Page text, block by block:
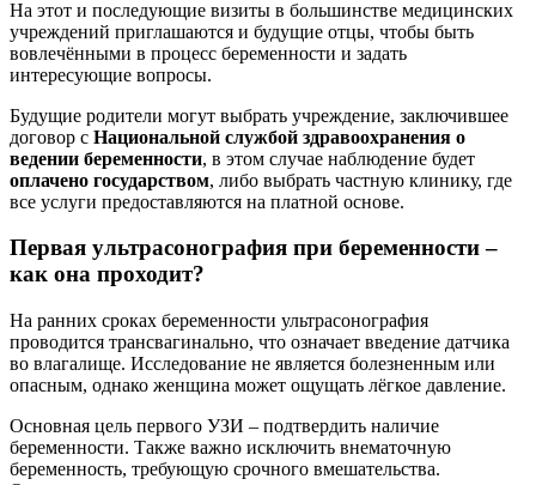
На этот и последующие визиты в большинстве медицинских
учреждений приглашаются и будущие отцы, чтобы быть
вовлечёнными в процесс беременности и задать
интересующие вопросы.
Будущие родители могут выбрать учреждение, заключившее
договор с Национальной службой здравоохранения о
ведении беременности, в этом случае наблюдение будет
оплачено государством, либо выбрать частную клинику, где
все услуги предоставляются на платной основе.
Первая ультрасонография при беременности –
как она проходит?
На ранних сроках беременности ультрасонография
проводится трансвагинально, что означает введение датчика
во влагалище. Исследование не является болезненным или
опасным, однако женщина может ощущать лёгкое давление.
Основная цель первого УЗИ – подтвердить наличие
беременности. Также важно исключить внематочную
беременность, требующую срочного вмешательства.